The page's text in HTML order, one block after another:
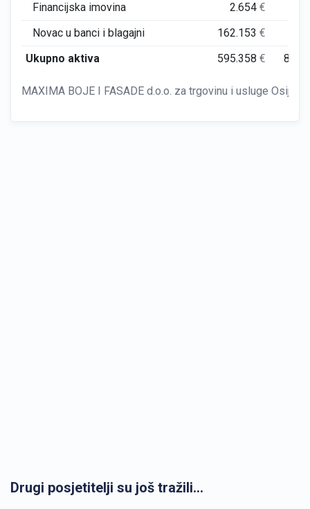
Financijska imovina
2.654€
Novac u banci i blagajni
162.153€
Ukupno aktiva
595.358€
MAXIMA BOJE I FASADE d.o.o. za trgovinu i usluge Osijek
Drugi posjetitelji su još tražili...